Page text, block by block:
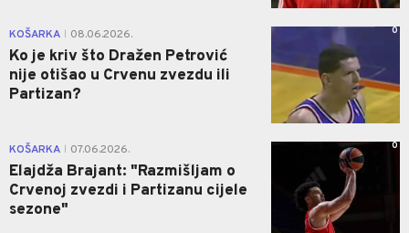
KOŠARKA 08.06.2026.
Ko je kriv što Dražen Petrović
nije otišao u Crvenu zvezdu ili
Partizan?
0
KOŠARKA 07.06.2026.
Elajdža Brajant: "Razmišljam o
Crvenoj zvezdi i Partizanu cijele
sezone"
0